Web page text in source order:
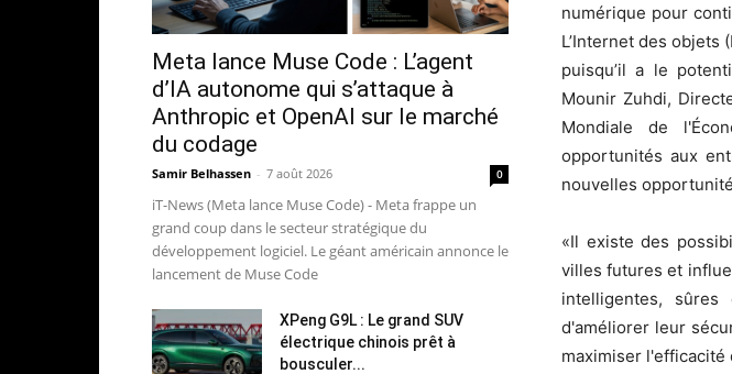
numérique pour
L’Internet des objets
puisqu’il a le
Mounir Zuhdi,
Mondiale de
opportunités aux
nouvelles
«Il existe des
villes futures et
intelligentes,
d'améliorer leur
maximiser
Meta lance Muse Code : L’agent
d’IA autonome qui s’attaque à
Anthropic et OpenAI sur le marché
du codage
Samir Belhassen - 7 août 2026 0
iT-News (Meta lance Muse Code) - Meta frappe un
grand coup dans le secteur stratégique du
développement logiciel. Le géant américain annonce le
lancement de Muse Code
XPeng G9L : Le grand SUV
électrique chinois prêt à
bousculer...